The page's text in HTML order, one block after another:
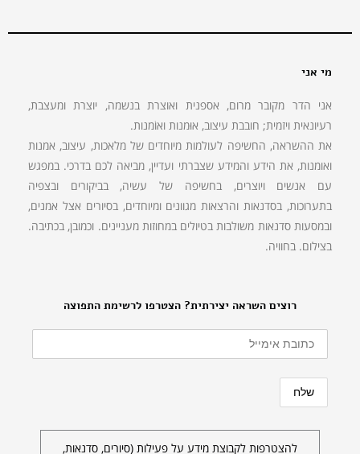
רוצים השראה יצירתית? הצטרפו לרשימת התפוצה
להצטרפות לקבוצת מידע על פעילות (סיורים, סדנאות,
מי אני
אני הדר מקובר מרום, אספנית ואוצרת בנשמה, יוצרת ומעצבת,
רעיונאית ויזמית; חובבת עיצוב, אוּמנות ואוֹמנות.
את ההשראה, החשיפה לעולמות מיוחדים של מלאכות, עיצוב, אמנות
ואומנות, את הידע והמידע שצברתי ועדיין, מביאה לכם בדרכי. במפגש
עם אנשים ויוצרים, בחשיפה של עשיה, בביקורים ובצפיה
בתערוכות, בסדנאות והרצאות מגוונים ומיוחדים, בסיורים אצל אמנים,
ובמסעות סדנאות משולבות בטיולים במחוזות מעניינים. וכמובן, בכתיבה.
בצילום. בחוויה.